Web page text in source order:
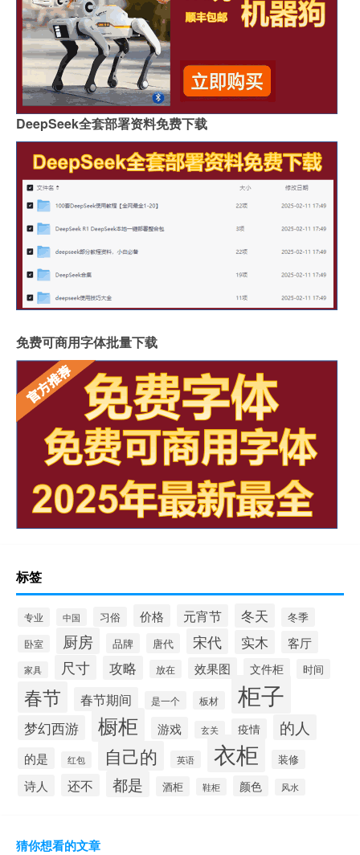
DeepSeek全套部署资料免费下载
免费可商用字体批量下载
标签
专业 中国 习俗 价格 元宵节 冬天 冬季
卧室 厨房 品牌 唐代 宋代 实木 客厅
家具 尺寸 攻略 放在 效果图 文件柜 时间
春节 春节期间 是一个 板材 柜子
梦幻西游 橱柜 游戏 玄关 疫情 的人
的是 红包 自己的 英语 衣柜 装修
诗人 还不 都是 酒柜 鞋柜 颜色 风水
猜你想看的文章